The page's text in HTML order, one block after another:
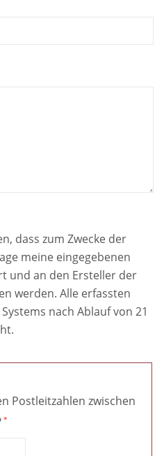
dass zum Zwecke der
meine eingegebenen
und an den Ersteller der
werden. Alle erfassten
nach Ablauf von 21
Postleitzahlen zwischen